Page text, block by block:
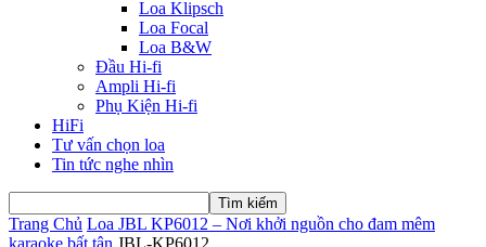
Loa Klipsch
Loa Focal
Loa B&W
Đầu Hi-fi
Ampli Hi-fi
Phụ Kiện Hi-fi
HiFi
Tư vấn chọn loa
Tin tức nghe nhìn
Trang Chủ Loa JBL KP6012 – Nơi khởi nguồn cho đam mêm
karaoke bất tận JBL-KP6012